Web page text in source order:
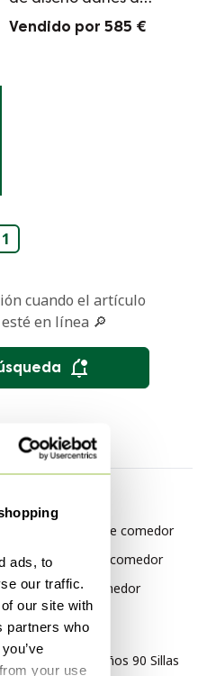
ads, to
our traffic.
our site with
partners who
your use
Christian Hvidt para
Soborg Mobelfabrik
Vendido por 585 €
1
cuando el artículo
en línea 🔎
Furnitive Sillas de comedor
Baxter Sillas de comedor
Joli Sillas de comedor
Por estilo
Diseño de los años 90 Sillas